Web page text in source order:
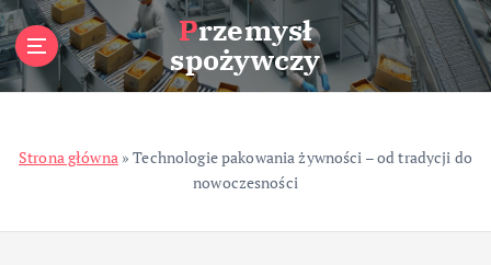
S
k
i
p
t
Przemysł
spożywczy
Strona główna »Technologie pakowania żywności – od tradycji do
nowoczesności